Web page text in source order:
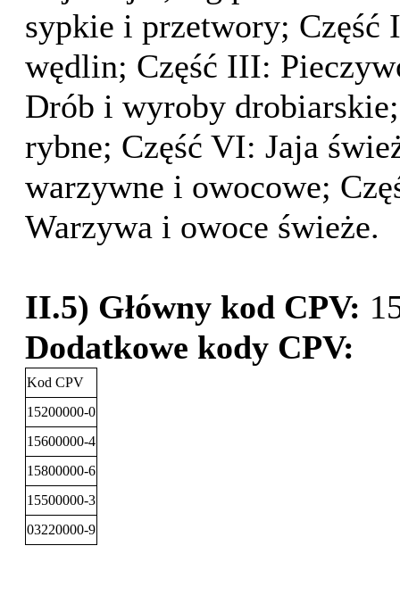
sypkie i przetwory; Część
wędlin; Część III:
Drób i wyroby
rybne; Część VI: Jaja
warzywne i owocowe;
Warzywa i owoce świeże.
II.5) Główny kod CPV:
Dodatkowe kody CPV:
Kod CPV
15200000-0
15600000-4
15800000-6
15500000-3
03220000-9